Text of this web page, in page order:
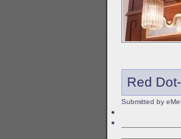
Red
Submitted by